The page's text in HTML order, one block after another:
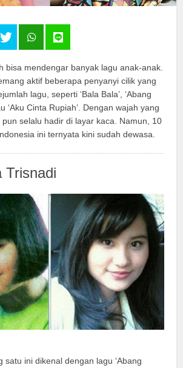
bisa mendengar banyak lagu anak-anak.
aktif beberapa penyanyi cilik yang
lagu, seperti ‘Bala Bala’, ‘Abang
‘Aku Cinta Rupiah’. Dengan wajah yang
selalu hadir di layar kaca. Namun, 10
ini ternyata kini sudah dewasa.
Trisnadi
satu ini dikenal dengan lagu ‘Abang